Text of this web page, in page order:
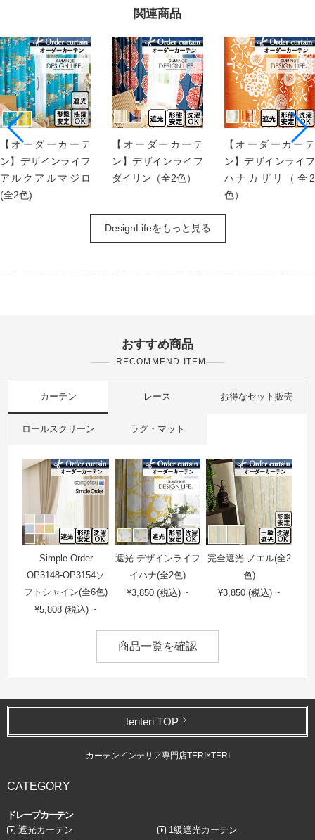
関連商品
【オーダーカーテ
ン】デザインライフ
アルクアルマジロ
(全2色)
【オーダーカーテ
ン】デザインライフ
ダイリン（全2色）
【オーダーカーテ
ン】デザインライフ
ハナカザリ（全2
色）
DesignLifeをもっと見る
おすすめ商品
RECOMMEND ITEM
カーテン レース お得なセット販売
ロールスクリーン ラグ・マット
Simple Order
OP3148-OP3154ソ
フトシャイン(全6色)
¥5,808 (税込) ~
遮光 デザインライフ
イハナ(全2色)
¥3,850 (税込) ~
完全遮光 ノエル(全2
色)
¥3,850 (税込) ~
商品一覧を確認
teriteri TOP
カーテンインテリア専門店TERI×TERI
CATEGORY
ドレープカーテン
遮光カーテン
1級遮光カーテン